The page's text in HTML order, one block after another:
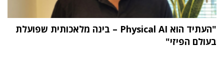
"העתיד הוא Physical AI – בינה מלאכותית שפועלת
בעולם הפיזי"